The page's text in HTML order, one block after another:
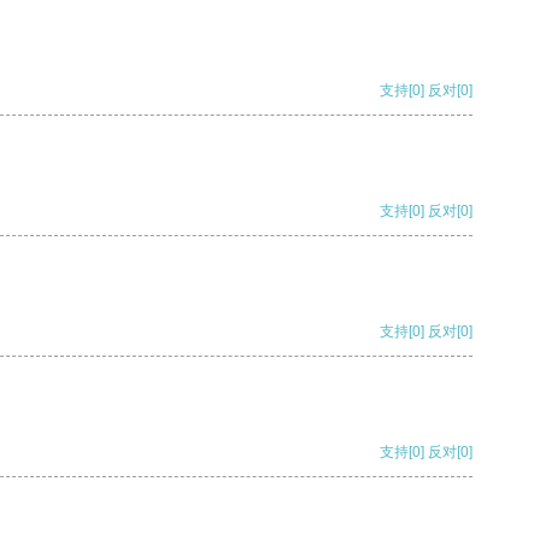
支持[0] 反对[0]
支持[0] 反对[0]
支持[0] 反对[0]
支持[0] 反对[0]